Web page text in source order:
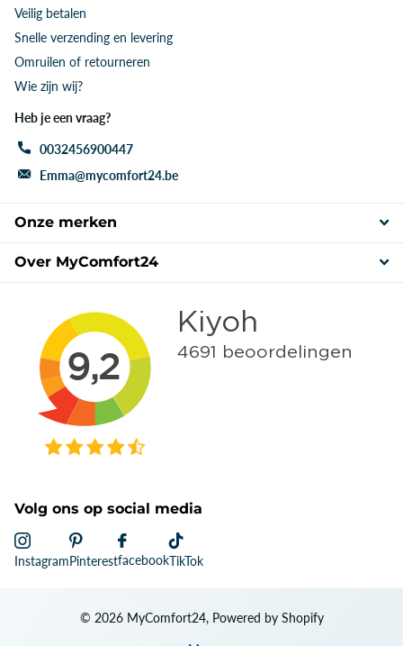
Veilig betalen
Snelle verzending en levering
Omruilen of retourneren
Wie zijn wij?
Heb je een vraag?
0032456900447
Emma@mycomfort24.be
Onze merken
Over MyComfort24
Volg ons op social media
InstagramPinterestfacebookTikTok
© 2026MyComfort24, Powered by Shopify